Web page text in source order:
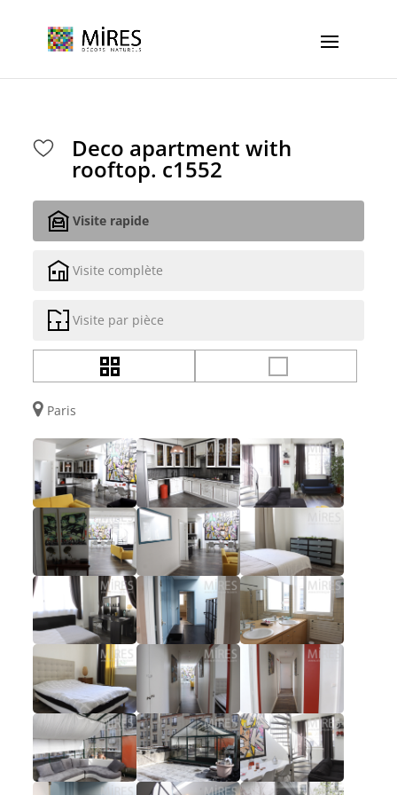
Deco apartment with
rooftop. c1552
Visite rapide
Visite complète
Visite par pièce
Paris